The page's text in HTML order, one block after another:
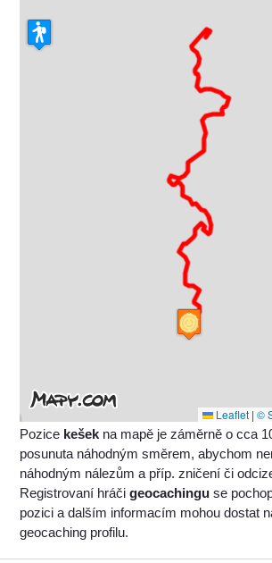
Leaflet | ©
Pozice kešek na mapě je záměrně o cca
posunuta náhodným směrem, abychom
náhodným nálezům a příp. zničení či
Registrovaní hráčigeocachingu se
pozici a dalším informacím mohou dostat
geocaching profilu.